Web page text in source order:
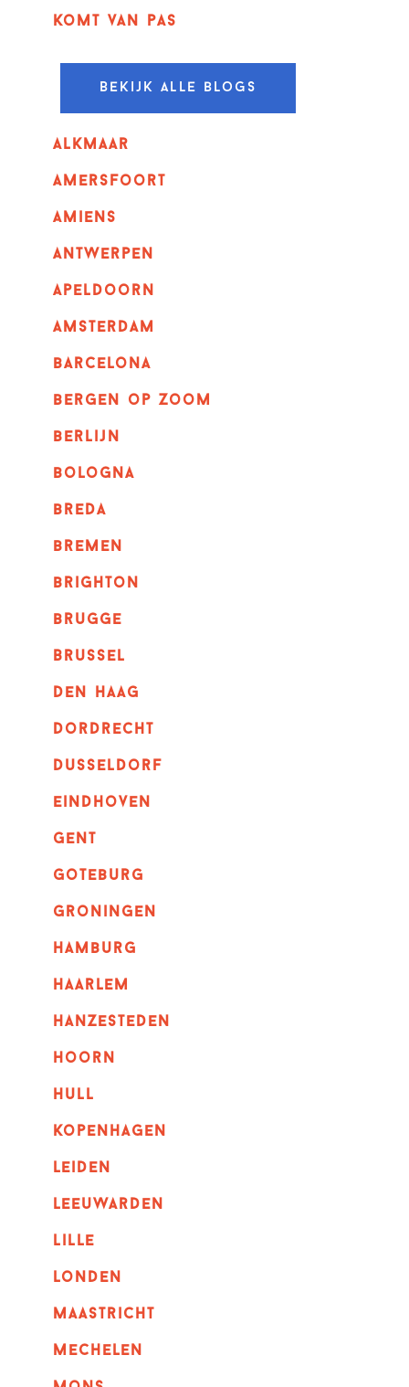
komt van pas
Bekijk alle blogs
alkmaar
amersfoort
amiens
Antwerpen
apeldoorn
Amsterdam
barcelona
bergen op zoom
berlijn
bologna
breda
bremen
brighton
brugge
Brussel
Den haag
dordrecht
dusseldorf
eindhoven
GENT
goteburg
groningen
hamburg
haarlem
hanzesteden
hoorn
hull
kopenhagen
leiden
leeuwarden
lille
londen
maastricht
mechelen